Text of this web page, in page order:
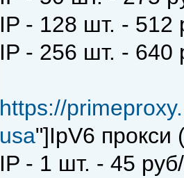
IP - 128 шт. - 512
IP - 256 шт. - 640
https://
usa"]IpV6
IP - 1 шт. - 45